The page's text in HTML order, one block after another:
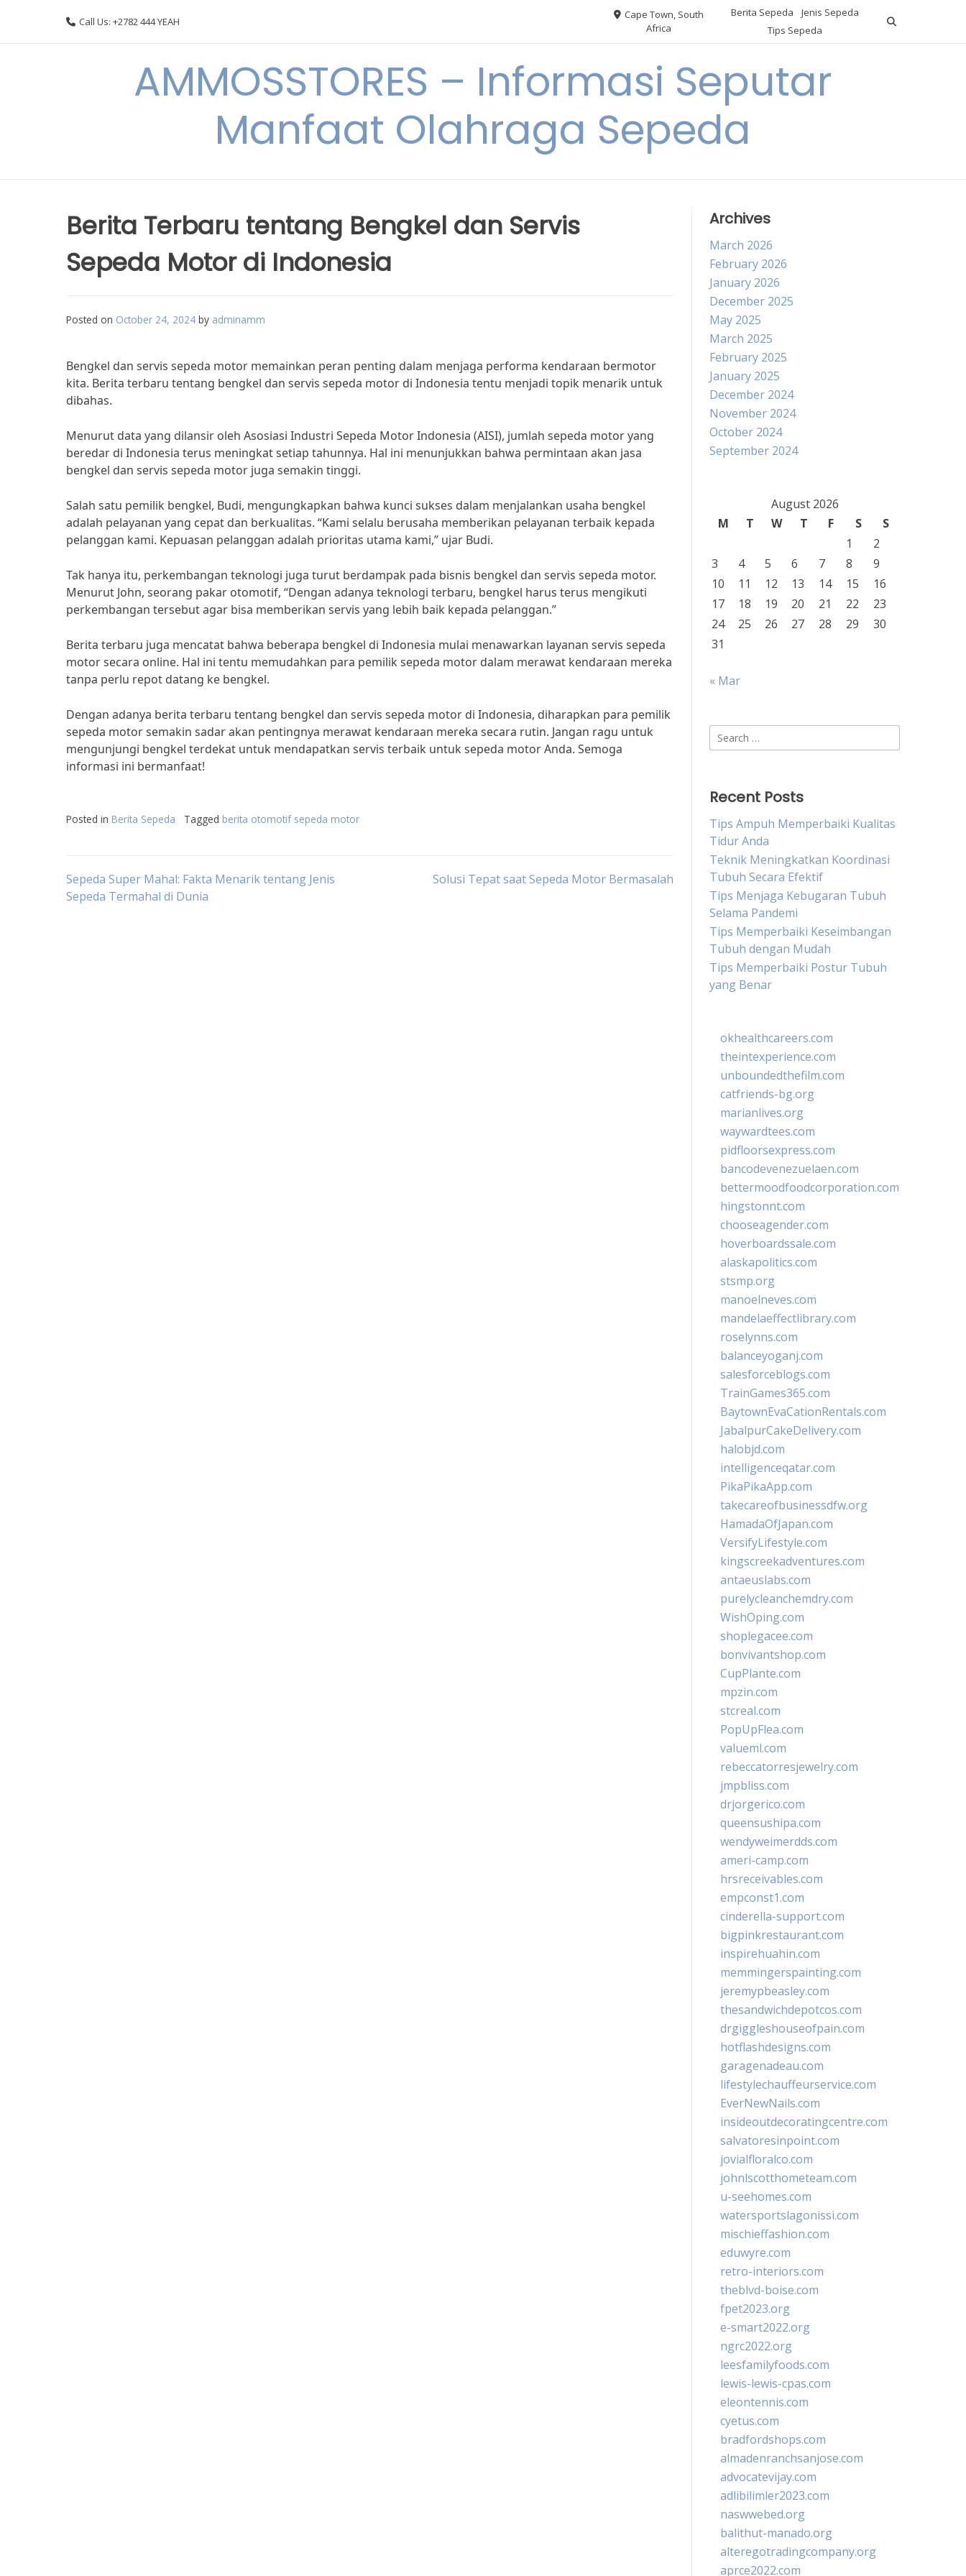
Call Us: +2782 444 YEAH
Cape Town, South
Africa
Berita Sepeda
Jenis Sepeda
Tips Sepeda
AMMOSSTORES – Informasi Seputar
Manfaat Olahraga Sepeda
Berita Terbaru tentang Bengkel dan Servis
Sepeda Motor di Indonesia
Posted on October 24, 2024 by adminamm
Bengkel dan servis sepeda motor memainkan peran penting dalam menjaga performa kendaraan bermotor
kita. Berita terbaru tentang bengkel dan servis sepeda motor di Indonesia tentu menjadi topik menarik untuk
dibahas.
Menurut data yang dilansir oleh Asosiasi Industri Sepeda Motor Indonesia (AISI), jumlah sepeda motor yang
beredar di Indonesia terus meningkat setiap tahunnya. Hal ini menunjukkan bahwa permintaan akan jasa
bengkel dan servis sepeda motor juga semakin tinggi.
Salah satu pemilik bengkel, Budi, mengungkapkan bahwa kunci sukses dalam menjalankan usaha bengkel
adalah pelayanan yang cepat dan berkualitas. “Kami selalu berusaha memberikan pelayanan terbaik kepada
pelanggan kami. Kepuasan pelanggan adalah prioritas utama kami,” ujar Budi.
Tak hanya itu, perkembangan teknologi juga turut berdampak pada bisnis bengkel dan servis sepeda motor.
Menurut John, seorang pakar otomotif, “Dengan adanya teknologi terbaru, bengkel harus terus mengikuti
perkembangan tersebut agar bisa memberikan servis yang lebih baik kepada pelanggan.”
Berita terbaru juga mencatat bahwa beberapa bengkel di Indonesia mulai menawarkan layanan servis sepeda
motor secara online. Hal ini tentu memudahkan para pemilik sepeda motor dalam merawat kendaraan mereka
tanpa perlu repot datang ke bengkel.
Dengan adanya berita terbaru tentang bengkel dan servis sepeda motor di Indonesia, diharapkan para pemilik
sepeda motor semakin sadar akan pentingnya merawat kendaraan mereka secara rutin. Jangan ragu untuk
mengunjungi bengkel terdekat untuk mendapatkan servis terbaik untuk sepeda motor Anda. Semoga
informasi ini bermanfaat!
Posted in Berita Sepeda Tagged berita otomotif sepeda motor
Post
Sepeda Super Mahal: Fakta Menarik tentang Jenis
Sepeda Termahal di Dunia
Solusi Tepat saat Sepeda Motor Bermasalah
Archives
March 2026
February 2026
January 2026
December 2025
May 2025
March 2025
February 2025
January 2025
December 2024
November 2024
October 2024
September 2024
August 2026
M
T W T F S
S
1
2
3
4 5 6 7 8
9
10
11 12 13 14 15
16
17
18 19 20 21 22
23
24
25 26 27 28 29
30
31
« Mar
Search
for:
Recent Posts
Tips Ampuh Memperbaiki Kualitas
Tidur Anda
Teknik Meningkatkan Koordinasi
Tubuh Secara Efektif
Tips Menjaga Kebugaran Tubuh
Selama Pandemi
Tips Memperbaiki Keseimbangan
Tubuh dengan Mudah
Tips Memperbaiki Postur Tubuh
yang Benar
okhealthcareers.com
theintexperience.com
unboundedthefilm.com
catfriends-bg.org
marianlives.org
waywardtees.com
pidfloorsexpress.com
bancodevenezuelaen.com
bettermoodfoodcorporation.com
hingstonnt.com
chooseagender.com
hoverboardssale.com
alaskapolitics.com
stsmp.org
manoelneves.com
mandelaeffectlibrary.com
roselynns.com
balanceyoganj.com
salesforceblogs.com
TrainGames365.com
BaytownEvaCationRentals.com
JabalpurCakeDelivery.com
halobjd.com
intelligenceqatar.com
PikaPikaApp.com
takecareofbusinessdfw.org
HamadaOfJapan.com
VersifyLifestyle.com
kingscreekadventures.com
antaeuslabs.com
purelycleanchemdry.com
WishOping.com
shoplegacee.com
bonvivantshop.com
CupPlante.com
mpzin.com
stcreal.com
PopUpFlea.com
valueml.com
rebeccatorresjewelry.com
jmpbliss.com
drjorgerico.com
queensushipa.com
wendyweimerdds.com
ameri-camp.com
hrsreceivables.com
empconst1.com
cinderella-support.com
bigpinkrestaurant.com
inspirehuahin.com
memmingerspainting.com
jeremypbeasley.com
thesandwichdepotcos.com
drgiggleshouseofpain.com
hotflashdesigns.com
garagenadeau.com
lifestylechauffeurservice.com
EverNewNails.com
insideoutdecoratingcentre.com
salvatoresinpoint.com
jovialfloralco.com
johnlscotthometeam.com
u-seehomes.com
watersportslagonissi.com
mischieffashion.com
eduwyre.com
retro-interiors.com
theblvd-boise.com
fpet2023.org
e-smart2022.org
ngrc2022.org
leesfamilyfoods.com
lewis-lewis-cpas.com
eleontennis.com
cyetus.com
bradfordshops.com
almadenranchsanjose.com
advocatevijay.com
adlibilimler2023.com
naswwebed.org
balithut-manado.org
alteregotradingcompany.org
aprce2022.com